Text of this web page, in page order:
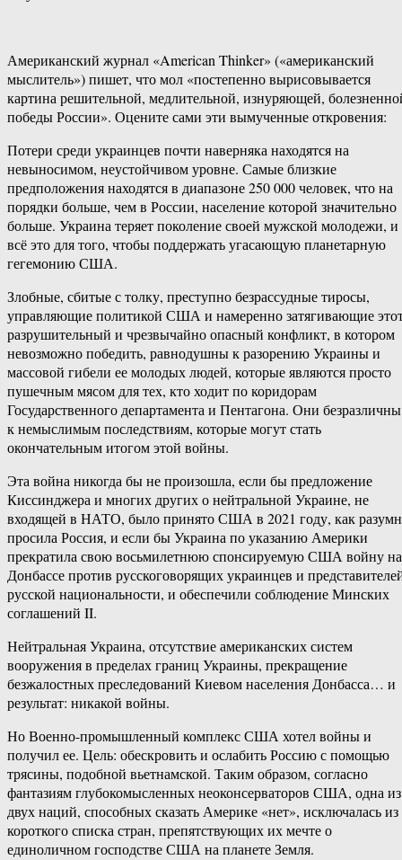
Американский журнал «American Thinker» («американский
мыслитель») пишет, что мол «постепенно вырисовывается
картина решительной, медлительной, изнуряющей,
победы России». Оцените сами эти вымученные откровения:
Потери среди украинцев почти наверняка находятся на
невыносимом, неустойчивом уровне. Самые близкие
предположения находятся в диапазоне 250 000 человек, что на
порядки больше, чем в России, население которой значительно
больше. Украина теряет поколение своей мужской молодежи, и
всё это для того, чтобы поддержать угасающую планетарную
гегемонию США.
Злобные, сбитые с толку, преступно безрассудные тиросы,
управляющие политикой США и намеренно затягивающие
разрушительный и чрезвычайно опасный конфликт, в котором
невозможно победить, равнодушны к разорению Украины и
массовой гибели ее молодых людей, которые являются просто
пушечным мясом для тех, кто ходит по коридорам
Государственного департамента и Пентагона. Они безразличны
к немыслимым последствиям, которые могут стать
окончательным итогом этой войны.
Эта война никогда бы не произошла, если бы предложение
Киссинджера и многих других о нейтральной Украине, не
входящей в НАТО, было принято США в 2021 году, как
просила Россия, и если бы Украина по указанию Америки
прекратила свою восьмилетнюю спонсируемую США войну на
Донбассе против русскоговорящих украинцев и
русской национальности, и обеспечили соблюдение Минских
соглашений II.
Нейтральная Украина, отсутствие американских систем
вооружения в пределах границ Украины, прекращение
безжалостных преследований Киевом населения Донбасса… и
результат: никакой войны.
Но Военно-промышленный комплекс США хотел войны и
получил ее. Цель: обескровить и ослабить Россию с помощью
трясины, подобной вьетнамской. Таким образом, согласно
фантазиям глубокомысленных неоконсерваторов США, одна из
двух наций, способных сказать Америке «нет», исключалась из
короткого списка стран, препятствующих их мечте о
единоличном господстве США на планете Земля.